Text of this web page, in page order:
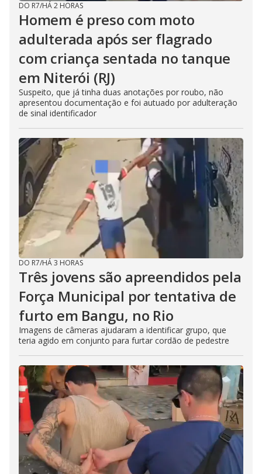
DO R7/HÁ 2 HORAS
Homem é preso com moto
adulterada após ser flagrado
com criança sentada no tanque
em Niterói (RJ)
Suspeito, que já tinha duas anotações por roubo, não
apresentou documentação e foi autuado por adulteração
de sinal identificador
DO R7/HÁ 3 HORAS
Três jovens são apreendidos pela
Força Municipal por tentativa de
furto em Bangu, no Rio
Imagens de câmeras ajudaram a identificar grupo, que
teria agido em conjunto para furtar cordão de pedestre